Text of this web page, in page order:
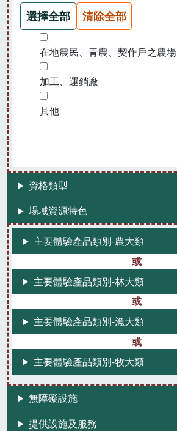
選擇全部 清除全部
在地農民、青農、契作戶之農場
加工、運銷廠
其他
資格類型
場域資源特色
主要體驗產品類別-農大類
主要體驗產品類別-林大類
主要體驗產品類別-漁大類
主要體驗產品類別-牧大類
無障礙設施
提供設施及服務